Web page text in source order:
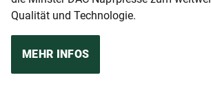
Qualität und Technologie.
MEHR INFOS